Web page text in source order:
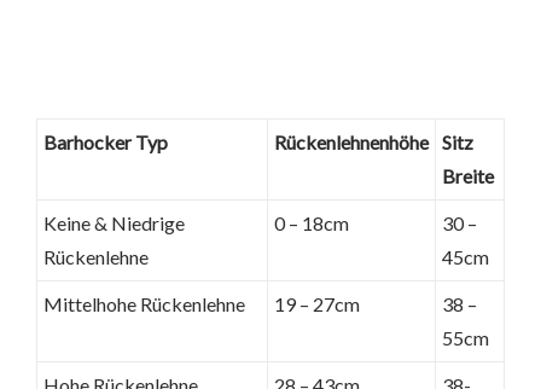
Barhocker Typ Rückenlehnenhöhe Sitz
Breite
Keine & Niedrige
Rückenlehne
0 – 18cm
30 –
45cm
Mittelhohe Rückenlehne 19 – 27cm
38 –
55cm
Hohe Rückenlehne 28 – 43cm 38-